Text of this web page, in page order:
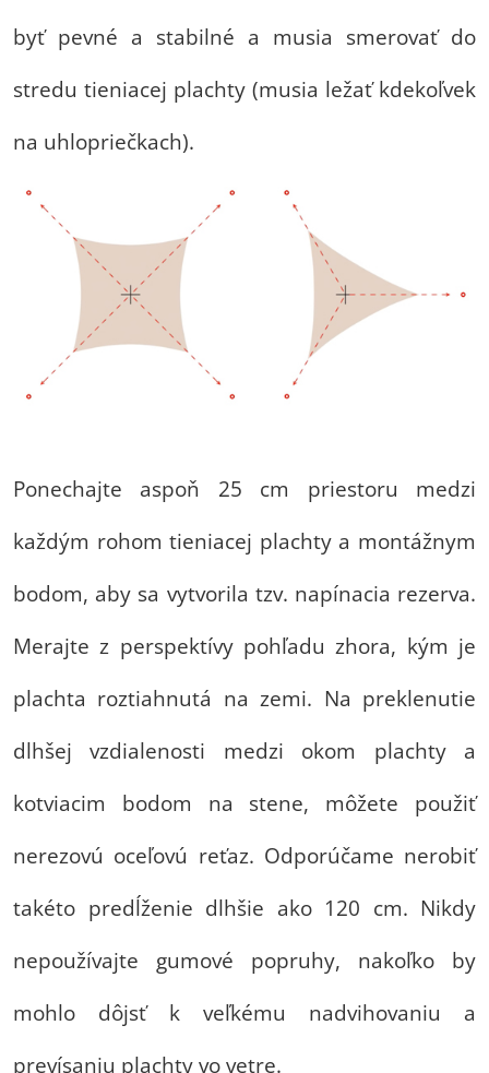
byť pevné a stabilné a musia smerovať do
stredu tieniacej plachty (musia ležať kdekoľvek
na uhlopriečkach).
Ponechajte aspoň 25 cm priestoru medzi
každým rohom tieniacej plachty a montážnym
bodom, aby sa vytvorila tzv. napínacia rezerva.
Merajte z perspektívy pohľadu zhora, kým je
plachta roztiahnutá na zemi. Na preklenutie
dlhšej vzdialenosti medzi okom plachty a
kotviacim bodom na stene, môžete použiť
nerezovú oceľovú reťaz. Odporúčame nerobiť
takéto predĺženie dlhšie ako 120 cm. Nikdy
nepoužívajte gumové popruhy, nakoľko by
mohlo dôjsť k veľkému nadvihovaniu a
prevísaniu plachty vo vetre.